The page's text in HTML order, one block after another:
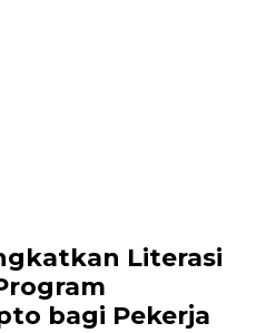
Literasi
bagi Pekerja